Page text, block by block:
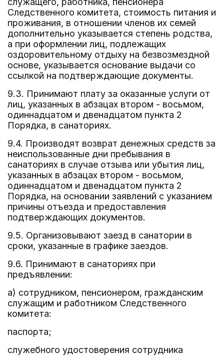
Следственного комитета, стоимость питания и
проживания, в отношении членов их семей
дополнительно указывается степень родства,
а при оформлении лиц, подлежащих
оздоровительному отдыху на безвозмездной
основе, указывается основание выдачи со
ссылкой на подтверждающие документы.
9.3. Принимают плату за оказанные услуги от
лиц, указанных в абзацах втором - восьмом,
одиннадцатом и двенадцатом пункта 2
Порядка, в санаториях.
9.4. Производят возврат денежных средств за
неиспользованные дни пребывания в
санаториях в случае отзыва или убытия лиц,
указанных в абзацах втором - восьмом,
одиннадцатом и двенадцатом пункта 2
Порядка, на основании заявлений с указанием
причины отъезда и предоставления
подтверждающих документов.
9.5. Организовывают заезд в санатории в
сроки, указанные в графике заездов.
9.6. Принимают в санаториях при
предъявлении:
а) сотрудником, пенсионером, гражданским
служащим и работником Следственного
комитета:
паспорта;
служебного удостоверения сотрудника